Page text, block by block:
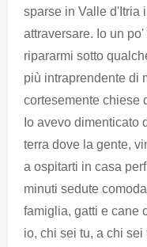
sparse in Valle d'Itria
attraversare. Io un
ripararmi sotto
più intraprendente di
cortesemente chiese
Io avevo dimenticato
terra dove la gente,
a ospitarti in casa
minuti sedute
famiglia, gatti e cane
io, chi sei tu, a chi sei